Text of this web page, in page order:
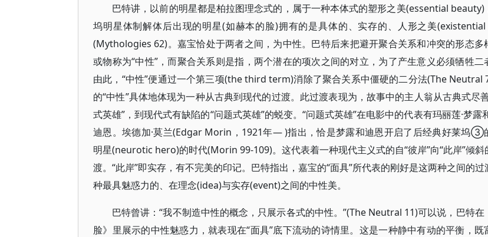
巴特讲，以前的明星都是柏拉图理念式的，属于一种本体式的塑形之美(essential beauty)
坞明星体制解体后出现的明星(如赫本的脸)拥有的是具体的、实存的、人形之美
(Mythologies 62)。嘉宝恰处于两者之间，为中性。巴特后来把避开聚合关系和冲突的形态多
或物称为“中性”，而聚合关系则是指，两个潜在的项次之间的对立，为了产生意义必须牺牲二
由此，“中性”便通过一个第三项(the third term)消除了聚合关系中僵硬的二分法(The Neutral
的“中性”具体地体现为一种从古典到现代的过渡。此过渡表现为，故事中的主人翁从古典式尽
式英雄”，到现代式有缺陷的“问题式英雄”的蜕变。“问题式英雄”在电影中的代表有玛丽莲·梦露
迪恩。埃德加·莫兰(Edgar Morin，1921年— )指出，恰是梦露和迪恩开启了后经典好莱坞③
明星(neurotic hero)的时代(Morin 99-109)。这代表着一种现代主义式的自“彼岸”向“此岸”倾斜
渡。“此岸”即实存，有不完美的印记。巴特指出，嘉宝的“面具”所代表的刚好是这两种之间的过
种最具魅惑力的、在理念(idea)与实存(event)之间的中性美。
巴特曾讲：“我不制造中性的概念，只展示各式的中性。”(The Neutral 11)可以说，巴特在
脸》里展示的中性魅惑力，就表现在“面具”底下流动的诗情里。这是一种静中有动的平衡，既